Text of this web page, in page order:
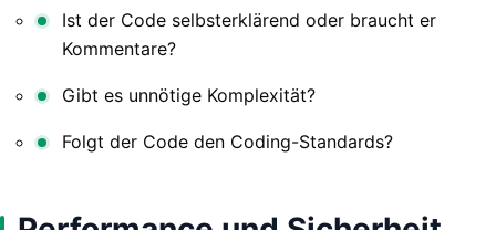
Ist der Code selbsterklärend oder braucht er
Kommentare?
Gibt es unnötige Komplexität?
Folgt der Code den Coding-Standards?